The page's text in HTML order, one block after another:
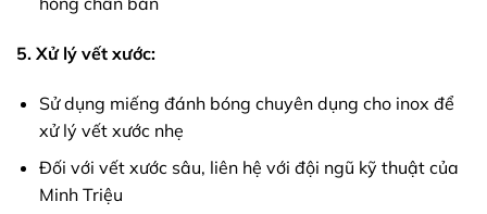
5. Xử lý vết xước:
Sử dụng miếng đánh bóng chuyên dụng cho inox để
xử lý vết xước nhẹ
Đối với vết xước sâu, liên hệ với đội ngũ kỹ thuật của
Minh Triệu